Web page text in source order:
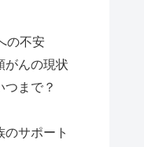
の不安
がんの現状
まで？
サポート